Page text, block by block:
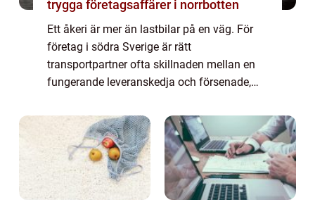
trygga företagsaffärer i norrbotten
Ett åkeri är mer än lastbilar på en väg. För
företag i södra Sverige är rätt
transportpartner ofta skillnaden mellan en
fungerande leveranskedja och försenade,
Markaryd, med sitt läge mitt emellan Skåne,
Småland ...